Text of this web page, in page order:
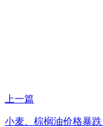
上一篇
小麦、棕榈油价格暴